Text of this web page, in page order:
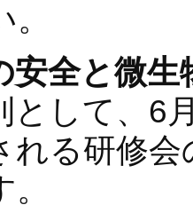
安全と微生
として、6
れる研修